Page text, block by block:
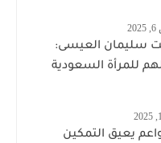
سليمان العيسى:
للمرأة السعودية
يعيق التمكين